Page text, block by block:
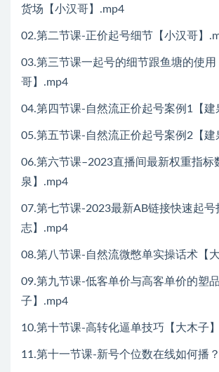
货场【小汉哥】.mp4
02.第二节课-正价起号细节【小汉哥】
03.第三节课一起号的细节跟鱼塘的使用
哥】.mp4
04.第四节课-自然流正价起号案例1【建
05.第五节课-自然流正价起号案例2【建
06.第六节课–2023直播间最新权重指标
泉】.mp4
07.第七节课-2023最新AB链接快速起号
志】.mp4
08.第八节课-自然流微憋单实操话术【
09.第九节课-低客单价与高客单价的塑
子】.mp4
10.第十节课-高转化逼单技巧【大木子
11.第十一节课-新号个位数在线如何播